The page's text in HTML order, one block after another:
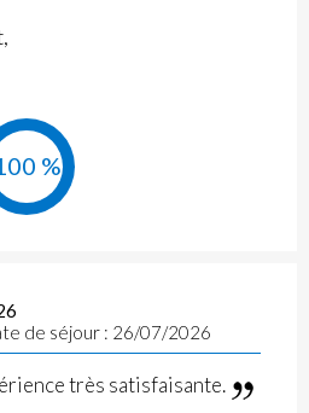
%
de séjour : 26/07/2026
très satisfaisante.